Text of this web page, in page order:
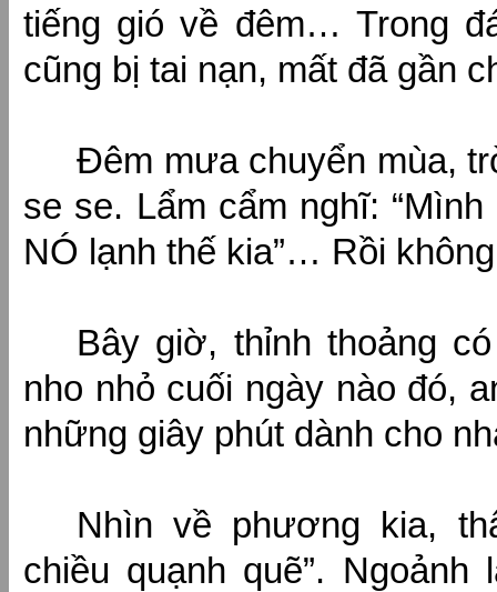
tiếng gió về đêm… Trong
cũng bị tai nạn, mất đã gần
Đêm mưa chuyển mùa,
se se. Lẩm cẩm nghĩ:
NÓ lạnh thế kia”… Rồi
Bây giờ, thỉnh thoảng
nho nhỏ cuối ngày nào đó,
những giây phút dành cho
Nhìn về phương kia,
chiều quạnh quẽ”.